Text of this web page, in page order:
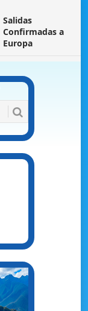
Salidas
Confirmadas a
Europa